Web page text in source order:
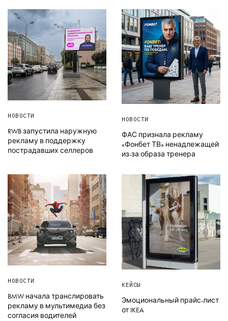
НОВОСТИ
RWB запустила наружную
рекламу в поддержку
пострадавших селлеров
НОВОСТИ
ФАС признала рекламу
«Фонбет ТВ» ненадлежащей
из-за образа тренера
НОВОСТИ
BMW начала транслировать
рекламу в мультимедиа без
согласия водителей
КЕЙСЫ
Эмоциональный прайс-лист
от IKEA